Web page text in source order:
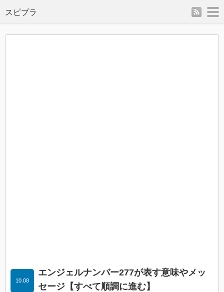
スピプラ rss
エンジェルナンバー277が表す意味やメッ
セージ【すべて順調に進む】
10.08